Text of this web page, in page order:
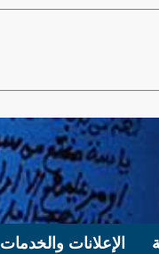
الإعلانات والخدمات